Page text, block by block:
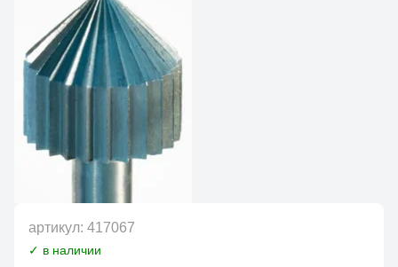
артикул: 417067
✓ в наличии